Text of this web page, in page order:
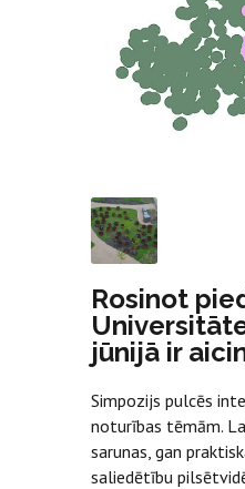
Rosinot
jūnijā ir
Simpozijs pulcēs
noturības tēmām.
sarunas, gan
saliedētību